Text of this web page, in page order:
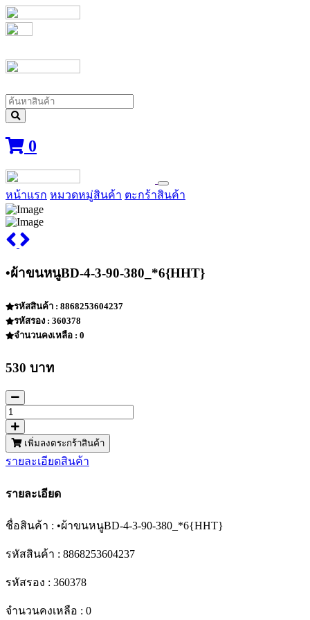
0
หน้าแรก หมวดหมู่สินค้า ตะกร้าสินค้า
•ผ้าขนหนูBD-4-3-90-380_*6{HHT}
รหัสสินค้า : 8868253604237
รหัสรอง : 360378
จำนวนคงเหลือ : 0
530 บาท
เพิ่มลงตระกร้าสินค้า
รายละเอียดสินค้า
รายละเอียด
ชื่อสินค้า : •ผ้าขนหนูBD-4-3-90-380_*6{HHT}
รหัสสินค้า : 8868253604237
รหัสรอง : 360378
จำนวนคงเหลือ : 0